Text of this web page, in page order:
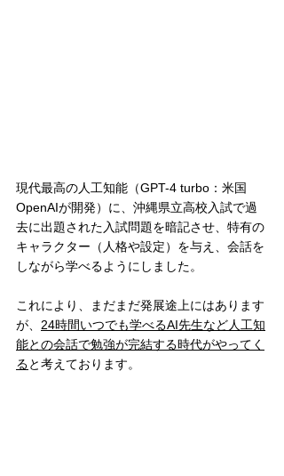
現代最高の人工知能（GPT-4 turbo：米国
OpenAIが開発）に、沖縄県立高校入試で過
去に出題された入試問題を暗記させ、特有の
キャラクター（人格や設定）を与え、会話を
しながら学べるようにしました。
これにより、まだまだ発展途上にはあります
が、 24時間いつでも学べるAI先生など人工知
能との会話で勉強が完結する時代がやってく
ると考えております。